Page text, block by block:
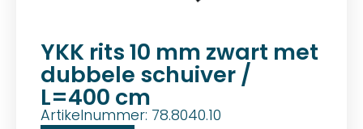
YKK rits 10 mm zwart met
dubbele schuiver /
L=400 cm
Artikelnummer: 78.8040.10